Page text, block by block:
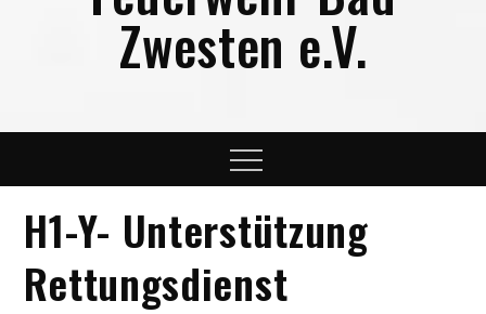
Zwesten e.V.
Menu
H1-Y- Unterstützung
Rettungsdienst